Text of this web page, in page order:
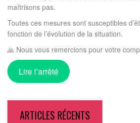
maîtrisons pas.
Toutes ces mesures sont susceptibles
fonction de l’évolution de la situation.
🙏 Nous vous remercions pour votre
Lire l’arrêté
ARTICLES RÉCENTS